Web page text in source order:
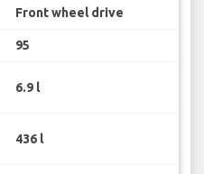
Front wheel drive
95
6.9 l
436 l